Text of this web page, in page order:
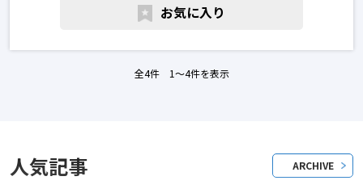
今年のテーマは「DX」。いま日本で必要とされているDX人材を育成してい
るだけでなく、職員一同DX人材になれるように取り組んでいます。日本語
お気に入り
全4件 1〜4件を表示
人気記事 ARCHIVE